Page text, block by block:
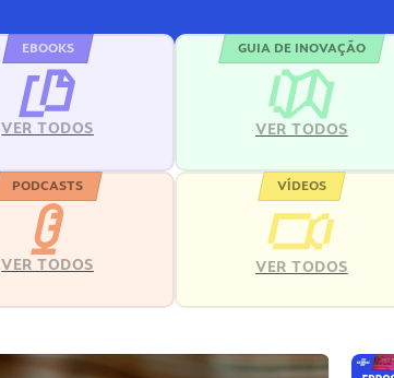
EBOOKS
VER TODOS
GUIA DE INOVAÇÃO
VER TODOS
PODCASTS
VER TODOS
VÍDEOS
VER TODOS